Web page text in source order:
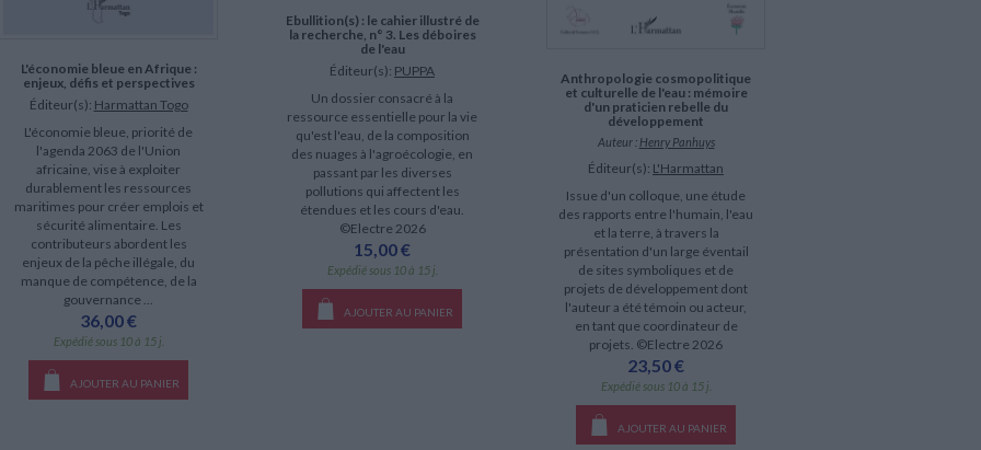
L'économie bleue en Afrique :
enjeux, défis et perspectives
Éditeur(s): Harmattan Togo
L'économie bleue, priorité de
l'agenda 2063 de l'Union
africaine, vise à exploiter
durablement les ressources
maritimes pour créer emplois et
sécurité alimentaire. Les
contributeurs abordent les
enjeux de la pêche illégale, du
manque de compétence, de la
gouvernance ...
36,00 €
Expédié sous 10 à 15 j.
AJOUTER AU PANIER
Ebullition(s) : le cahier illustré de
la recherche, n° 3. Les déboires
de l'eau
Éditeur(s): PUPPA
Un dossier consacré à la
ressource essentielle pour la vie
qu'est l'eau, de la composition
des nuages à l'agroécologie, en
passant par les diverses
pollutions qui affectent les
étendues et les cours d'eau.
©Electre 2026
15,00 €
Expédié sous 10 à 15 j.
AJOUTER AU PANIER
Anthropologie cosmopolitique
et culturelle de l'eau : mémoire
d'un praticien rebelle du
développement
Auteur : Henry Panhuys
Éditeur(s): L'Harmattan
Issue d'un colloque, une étude
des rapports entre l'humain, l'eau
et la terre, à travers la
présentation d'un large éventail
de sites symboliques et de
projets de développement dont
l'auteur a été témoin ou acteur,
en tant que coordinateur de
projets. ©Electre 2026
23,50 €
Expédié sous 10 à 15 j.
AJOUTER AU PANIER